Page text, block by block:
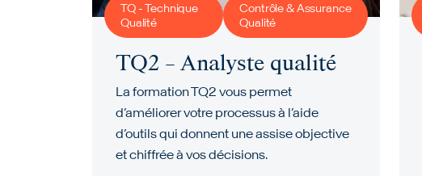
TQ - Technique
Qualité
Contrôle & Assurance
Qualité
TQ2 – Analyste qualité
La formation TQ2 vous permet
d’améliorer votre processus à l’aide
d’outils qui donnent une assise objective
et chiffrée à vos décisions.